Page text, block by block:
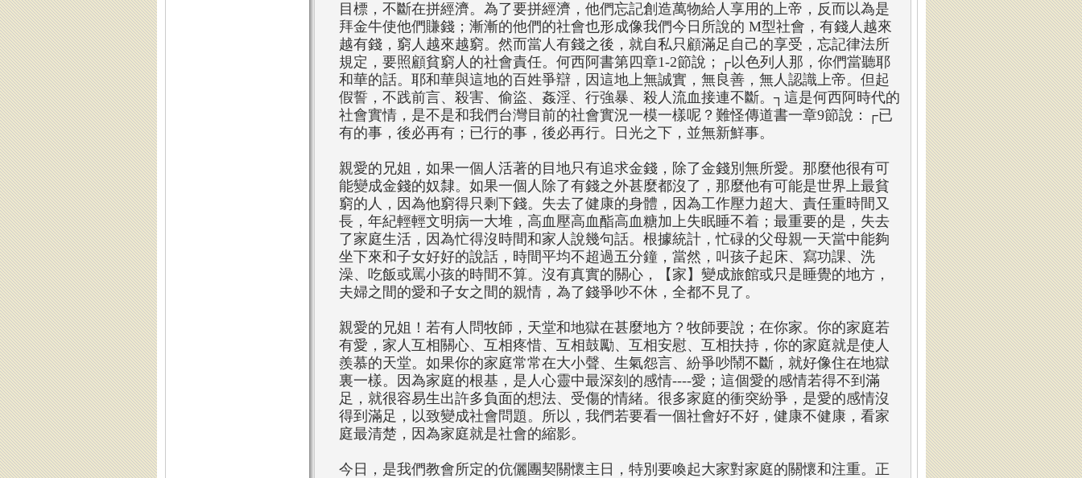
目標，不斷在拼經濟。為了要拼經濟，他們忘記創造萬物給人享用的上帝，反而以為是
拜金牛使他們賺錢；漸漸的他們的社會也形成像我們今日所說的 M型社會，有錢人越來
越有錢，窮人越來越窮。然而當人有錢之後，就自私只顧滿足自己的享受，忘記律法所
規定，要照顧貧窮人的社會責任。何西阿書第四章1-2節說；┌以色列人那，你們當聽耶
和華的話。耶和華與這地的百姓爭辯，因這地上無誠實，無良善，無人認識上帝。但起
假誓，不践前言、殺害、偷盜、姦淫、行強暴、殺人流血接連不斷。┐這是何西阿時代的
社會實情，是不是和我們台灣目前的社會實況一模一樣呢？難怪傳道書一章9節說：┌已
有的事，後必再有；已行的事，後必再行。日光之下，並無新鮮事。
親愛的兄姐，如果一個人活著的目地只有追求金錢，除了金錢別無所愛。那麼他很有可
能變成金錢的奴隸。如果一個人除了有錢之外甚麼都沒了，那麼他有可能是世界上最貧
窮的人，因為他窮得只剩下錢。失去了健康的身體，因為工作壓力超大、責任重時間又
長，年紀輕輕文明病一大堆，高血壓高血酯高血糖加上失眠睡不着；最重要的是，失去
了家庭生活，因為忙得沒時間和家人說幾句話。根據統計，忙碌的父母親一天當中能夠
坐下來和子女好好的說話，時間平均不超過五分鐘，當然，叫孩子起床、寫功課、洗
澡、吃飯或罵小孩的時間不算。沒有真實的關心，【家】變成旅館或只是睡覺的地方，
夫婦之間的愛和子女之間的親情，為了錢爭吵不休，全都不見了。
親愛的兄姐！若有人問牧師，天堂和地獄在甚麼地方？牧師要說；在你家。你的家庭若
有愛，家人互相關心、互相疼惜、互相鼓勵、互相安慰、互相扶持，你的家庭就是使人
羨慕的天堂。如果你的家庭常常在大小聲、生氣怨言、紛爭吵鬧不斷，就好像住在地獄
裏一樣。因為家庭的根基，是人心靈中最深刻的感情----愛；這個愛的感情若得不到滿
足，就很容易生出許多負面的想法、受傷的情緒。很多家庭的衝突紛爭，是愛的感情沒
得到滿足，以致變成社會問題。所以，我們若要看一個社會好不好，健康不健康，看家
庭最清楚，因為家庭就是社會的縮影。
今日，是我們教會所定的伉儷團契關懷主日，特別要喚起大家對家庭的關懷和注重。正